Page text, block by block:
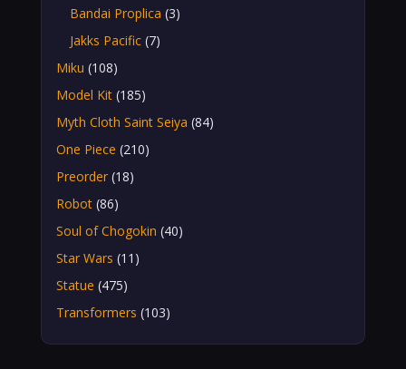
Bandai Proplica (3)
Jakks Pacific (7)
Miku (108)
Model Kit (185)
Myth Cloth Saint Seiya (84)
One Piece (210)
Preorder (18)
Robot (86)
Soul of Chogokin (40)
Star Wars (11)
Statue (475)
Transformers (103)